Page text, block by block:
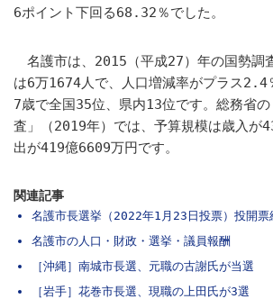
6ポイント下回る68.32％でした。
名護市は、2015（平成27）年の国勢調
は6万1674人で、人口増減率がプラス2.4
7歳で全国35位、県内13位です。総務省
査」（2019年）では、予算規模は歳入が
出が419億6609万円です。
関連記事
名護市長選挙（2022年1月23日投票）投開票
名護市の人口・財政・選挙・議員報酬
［沖縄］南城市長選、元職の古謝氏が当選
［岩手］花巻市長選、現職の上田氏が3選